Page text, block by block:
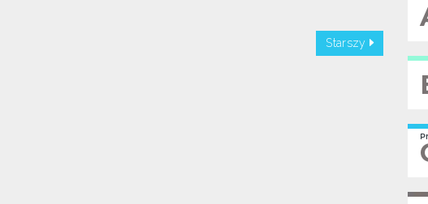
Starszy